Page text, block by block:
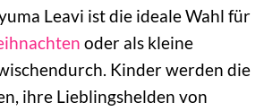
Leavi ist die ideale Wahl für
oder als kleine
Kinder werden die
ihre Lieblingshelden von